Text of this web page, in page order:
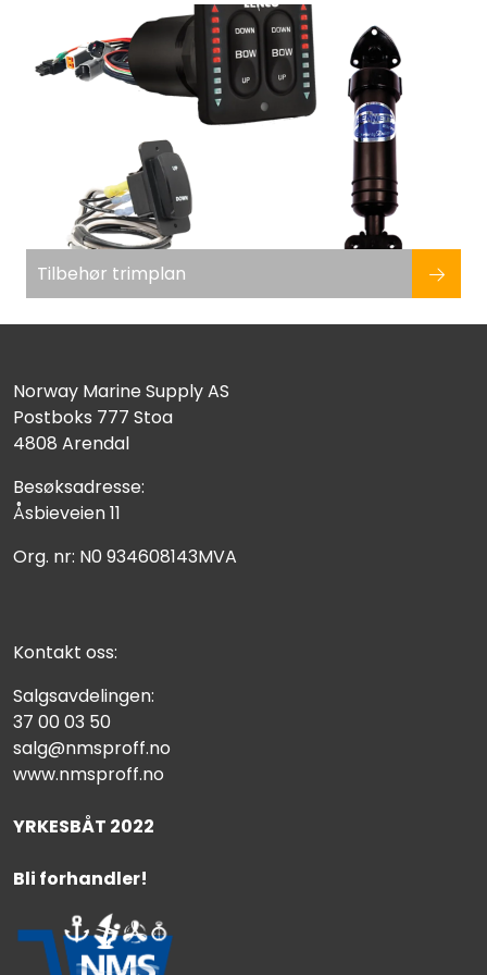
Tilbehør trimplan
Norway Marine Supply AS
Postboks 777 Stoa
4808 Arendal
Besøksadresse:
Åsbieveien 11
Org. nr: N0 934608143MVA
Kontakt oss:
Salgsavdelingen:
37 00 03 50
salg@nmsproff.no
www.nmsproff.no
YRKESBÅT 2022
Bli forhandler!
Fritid/Sikkerhet
Båtpleie/Opplag
Seil
Nyheter